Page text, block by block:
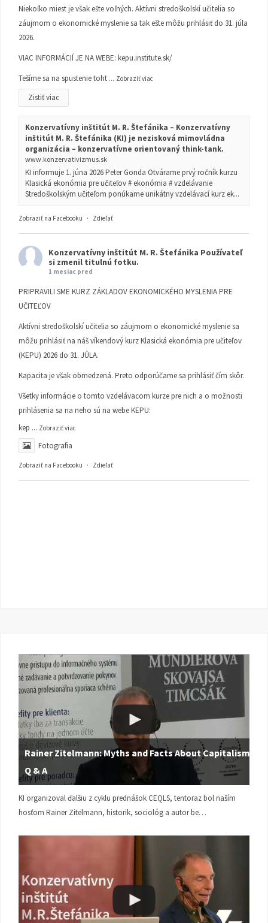
Niekoľko miest je však ešte voľných. Aktívni stredoškolskí učitelia so
záujmom o ekonomické myslenie sa tak ešte môžu prihlásiť do 31. júla
2026.
VIAC INFORMÁCIÍ JE NA WEBE: kepu.institute.sk/
Tešíme sa na spustenie toht ... Zobraziť viac
Zistiť viac
Konzervatívny inštitút M. R. Štefánika – Konzervatívny
inštitút M. R. Štefánika (KI) je nezisková mimovládna
organizácia – konzervatívne orientovaný think-tank.
www.konzervativizmus.sk
KI informuje 1. júna 2026 Peter Gonda Otvárame prvý ročník kurzu
Klasická ekonómia pre učiteľov # ekonómia # vzdelávanie
Stredoškolským učiteľom ponúkame unikátny vzdelávací kurz ek...
Zobraziť na Facebooku · Zdieľať
Konzervatívny inštitút M. R. Štefánika Používateľ
si zmenil titulnú fotku.
1 mesiac pred
PRIPRAVILI SME KURZ ZÁKLADOV EKONOMICKÉHO MYSLENIA PRE
UČITEĽOV
Aktívni stredoškolskí učitelia so záujmom o ekonomické myslenie sa
môžu prihlásiť na náš víkendový kurz Klasická ekonómia pre učiteľov
(KEPU) 2026 do 31. JÚLA.
Kapacita je však obmedzená. Preto odporúčame sa prihlásiť čím skôr.
Všetky informácie o tomto vzdelávacom kurze pre nich a o možnosti
prihlásenia sa na neho sú na webe KEPU:
kep ... Zobraziť viac
Fotografia
Zobraziť na Facebooku · Zdieľať
Rainer Zitelmann: Myths and Facts About Capitalism |
Q & A
KI organizoval ďalšiu z cyklu prednášok CEQLS, tentoraz bol naším
hosťom Rainer Zitelmann, historik, sociológ a autor be…